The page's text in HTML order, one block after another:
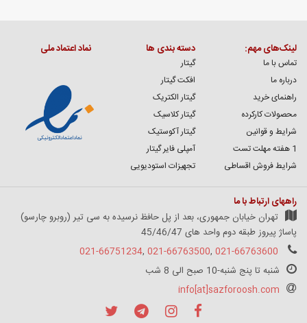
لینک‌های مهم:
تماس با ما
درباره ما
راهنمای خرید
محصولات کارکرده
شرایط و قوانین
1 هفته مهلت تست
شرایط فروش اقساطی
دسته بندی ها
گیتار
افکت گیتار
گیتار الکتریک
گیتار کلاسیک
گیتار آکوستیک
آمپلی فایر گیتار
تجهیزات استودیویی
نماد اعتماد ملی
راههای ارتباط با ما
تهران خیابان جمهوری، بعد از پل حافظ نرسیده به سی تیر (روبرو چارسو)
پاساژ پیروز طبقه دوم واحد های 45/46/47
021-66763600
,
021-66763500
,
021-66751234
شنبه تا پنج شنبه-10 صبح الی 8 شب
info[at]sazforoosh.com